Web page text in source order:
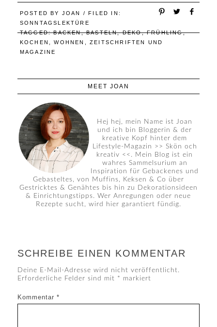
POSTED BY JOAN
/ FILED IN:
SONNTAGSLEKTÜRE
TAGGED:BACKEN,BASTELN,DEKO,FRÜHLING,
KOCHEN ,WOHNEN ,ZEITSCHRIFTEN UND
MAGAZINE
MEET JOAN
Hej hej, mein Name ist Joan
und ich bin Bloggerin & der
kreative Kopf hinter dem
Lifestyle-Magazin >> Skön och
kreativ <<. Mein Blog ist ein
wahres Sammelsurium an
Inspiration für Gebackenes und
Gebasteltes, von Muffins, Keksen & Co über
Gestricktes & Genähtes bis hin zu Dekorationsideen
& Einrichtungstipps. Wer Anregungen oder neue
Rezepte sucht, wird hier garantiert fündig.
SCHREIBE EINEN KOMMENTAR
Deine E-Mail-Adresse wird nicht veröffentlicht.
Erforderliche Felder sind mit * markiert
Kommentar *